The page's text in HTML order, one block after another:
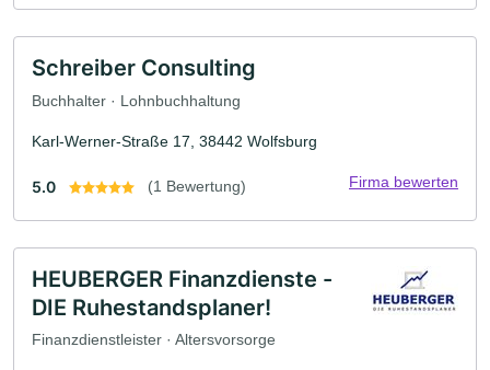
Schreiber Consulting
Buchhalter · Lohnbuchhaltung
Karl-Werner-Straße 17, 38442 Wolfsburg
5.0 (1 Bewertung) Firma bewerten
HEUBERGER Finanzdienste -
DIE Ruhestandsplaner!
Finanzdienstleister · Altersvorsorge